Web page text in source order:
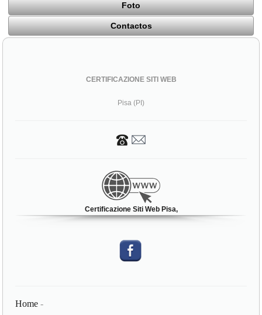
Foto
Contactos
CERTIFICAZIONE SITI WEB
Pisa (PI)
Certificazione Siti Web Pisa,
Home -